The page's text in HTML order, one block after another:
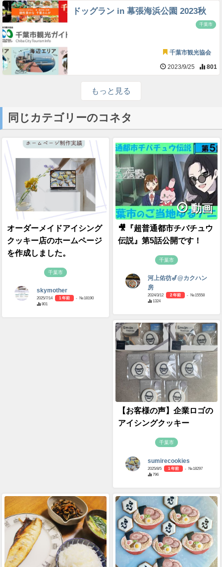
ドッグラン in 幕張海浜公園 2023秋
千葉市
千葉市観光協会
2023/9/25 801
もっと見る
同じカテゴリーのコネタ
オーダーメイドアイシング
クッキー店のホームページ
を作成しました。
千葉市
skymother
2025/7/14 1 年前
- №18190
801
動画
🎥『超普通都市チバチュウ
伝説』第5話公開です！
千葉市
河上佑彷🎷@カクハン
房
2024/3/12 2 年前
- №15558
1324
【お客様の声】企業ロゴの
アイシングクッキー
千葉市
sumirecookies
2025/8/5 1 年前
- №18297
796